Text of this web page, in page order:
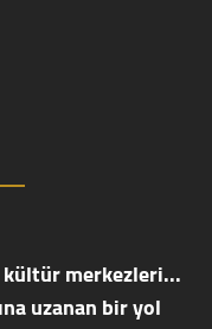
merkezleri...
uzanan bir yol